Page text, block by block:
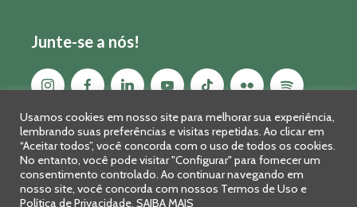
Junte-se a nós!
Sistema FAEP/SENAR-PR © 2026 · R. Marechal Deodoro, 450, 14º
Usamos cookies em nosso site para melhorar sua experiência,
lembrando suas preferências e visitas repetidas. Ao clicar em
“Aceitar todos”, você concorda com o uso de todos os cookies.
No entanto, você pode visitar "Configurar" para fornecer um
consentimento controlado. Ao continuar navegando em
nosso site, você concorda com nossos Termos de Uso e
Política de Privacidade. SAIBA MAIS